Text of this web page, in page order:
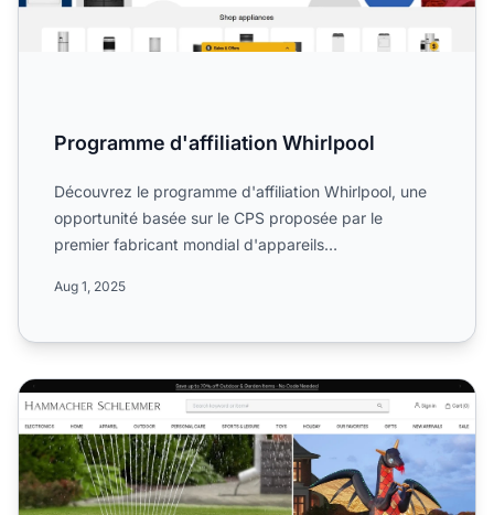
Programme d'affiliation Whirlpool
Découvrez le programme d'affiliation Whirlpool, une
opportunité basée sur le CPS proposée par le
premier fabricant mondial d'appareils
Aug 1, 2025
Programme d'affiliation Hammacher